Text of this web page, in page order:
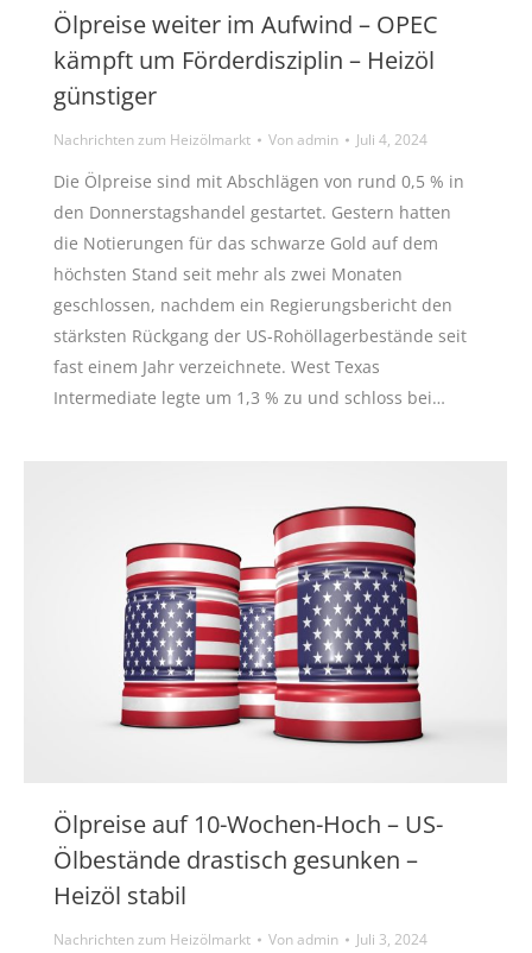
Ölpreise weiter im Aufwind – OPEC
kämpft um Förderdisziplin – Heizöl
günstiger
Nachrichten zum Heizölmarkt Vonadmin Juli 4, 2024
Die Ölpreise sind mit Abschlägen von rund 0,5 % in
den Donnerstagshandel gestartet. Gestern hatten
die Notierungen für das schwarze Gold auf dem
höchsten Stand seit mehr als zwei Monaten
geschlossen, nachdem ein Regierungsbericht den
stärksten Rückgang der US-Rohöllagerbestände seit
fast einem Jahr verzeichnete. West Texas
Intermediate legte um 1,3 % zu und schloss bei…
Ölpreise auf 10-Wochen-Hoch – US-
Ölbestände drastisch gesunken –
Heizöl stabil
Nachrichten zum Heizölmarkt Vonadmin Juli 3, 2024